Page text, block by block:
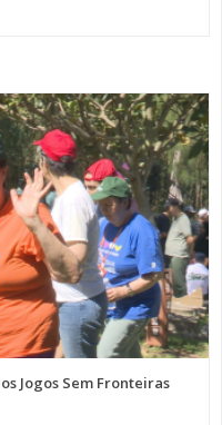
Jogos Sem Fronteiras